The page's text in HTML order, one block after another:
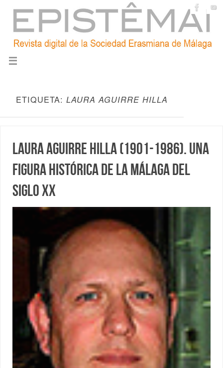
ETIQUETA: LAURA AGUIRRE HILLA
Laura Aguirre Hilla (1901-1986). Una
figura histórica de la Málaga del
siglo XX